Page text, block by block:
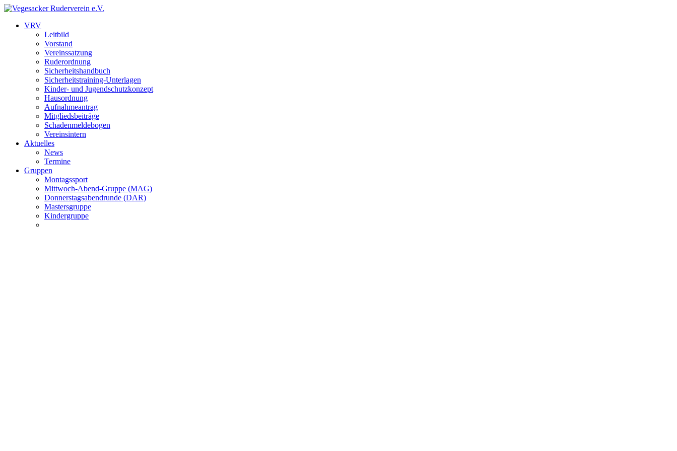
VRV
Leitbild
Vorstand
Vereinssatzung
Ruderordnung
Sicherheitshandbuch
Sicherheitstraining-Unterlagen
Kinder- und Jugendschutzkonzept
Hausordnung
Aufnahmeantrag
Mitgliedsbeiträge
Schadenmeldebogen
Vereinsintern
Aktuelles
News
Termine
Gruppen
Montagssport
Mittwoch-Abend-Gruppe (MAG)
Donnerstagsabendrunde (DAR)
Mastersgruppe
Kindergruppe